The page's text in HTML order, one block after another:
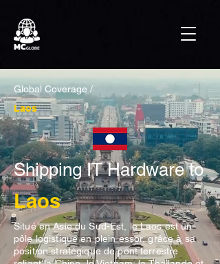
Global Coverage /
Laos
Shipping IT Hardware to
Laos
Situé en Asie du Sud-Est, le Laos est un
pôle logistique en plein essor, grâce à sa
position stratégique de pont terrestre